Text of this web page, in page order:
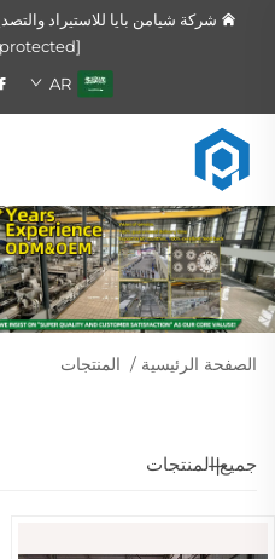
شركة شيامن بايا للاستيراد
AR
الصفحة الرئيسية / المنتجات
جميع المنتجات